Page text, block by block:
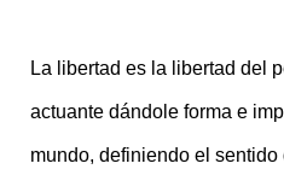
La libertad es la libertad del
actuante dándole forma e
mundo, definiendo el